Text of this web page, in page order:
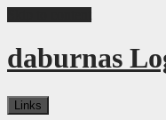
daburnas
Links